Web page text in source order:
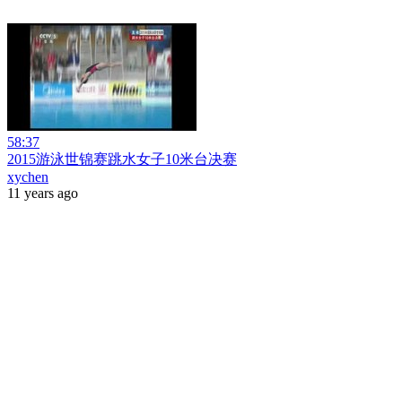
58:37
2015游泳世锦赛跳水女子10米台决赛
xychen
11 years ago